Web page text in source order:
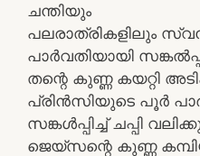
ചന്തിയും
പലരാത്രികളിലും
പാർവതിയായി
തന്റെ കുണ്ണ കയറ്റി
പ്രിൻസിയുടെ പൂർ
സങ്കൾപ്പിച്ച് ചപ്പി
ജെയ്സന്റെ കുണ്ണ